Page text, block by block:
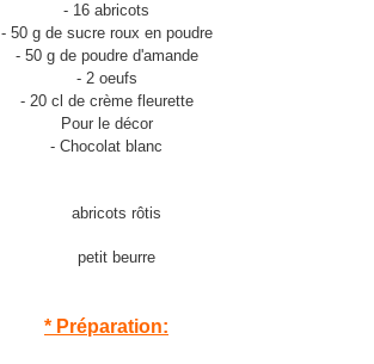
- 16 abricots
- 50 g de sucre roux en poudre
- 50 g de poudre d'amande
- 2 oeufs
- 20 cl de crème fleurette
Pour le décor
- Chocolat blanc
* Préparation: